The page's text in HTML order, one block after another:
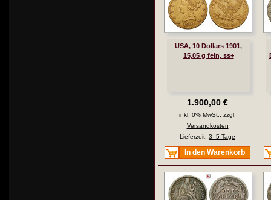
USA, 10 Dollars 1901,
15,05 g fein, ss+
1.900,00 €
inkl. 0% MwSt., zzgl.
Versandkosten
Lieferzeit: 3–5 Tage
In den Warenkorb